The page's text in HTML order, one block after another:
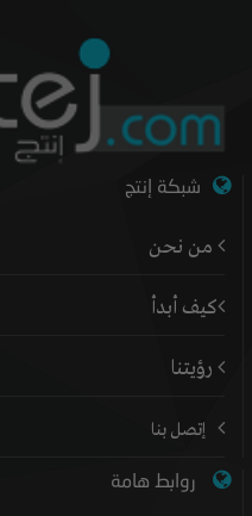
شبكة إنتج
من نحن
كيف أبدأ
رؤيتنا
إتصل بنا
روابط هامة